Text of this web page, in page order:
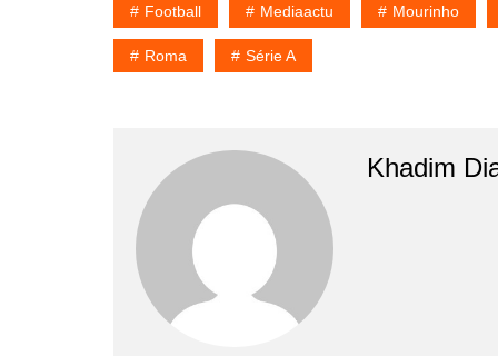
Football Mediaactu Mourinho
Roma Série A
Khadim